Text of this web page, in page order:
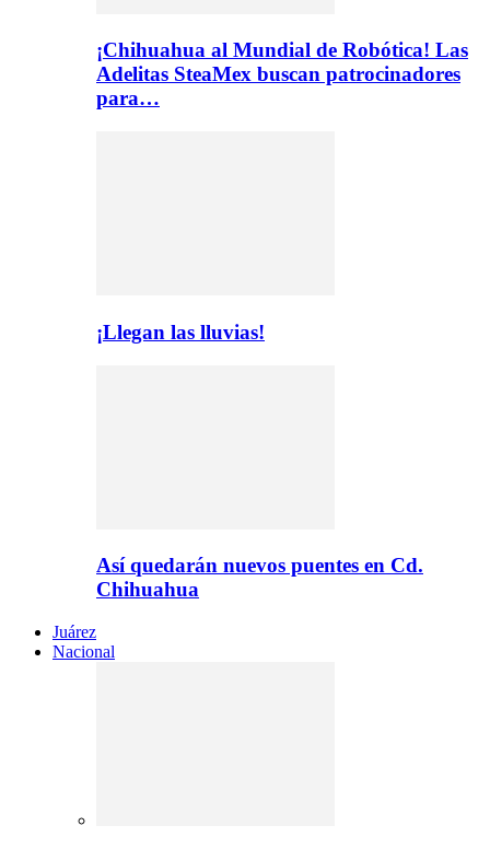
¡Chihuahua al Mundial de Robótica! Las
Adelitas SteaMex buscan patrocinadores
para…
¡Llegan las lluvias!
Así quedarán nuevos puentes en Cd.
Chihuahua
Juárez
Nacional